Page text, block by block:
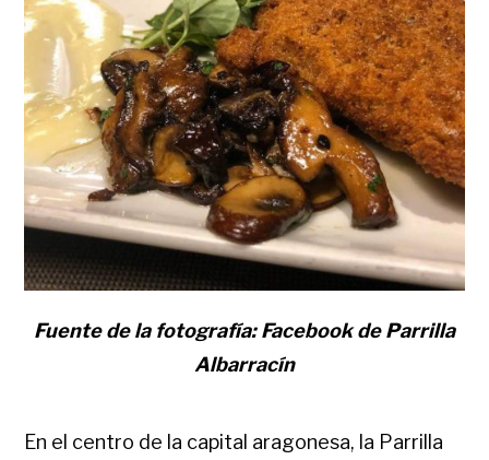
Fuente de la fotografía: Facebook de Parrilla
Albarracín
En el centro de la capital aragonesa, la Parrilla